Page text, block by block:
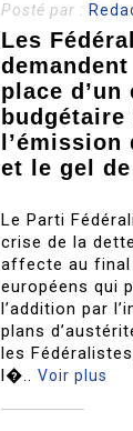
Posté par :
Les
place
budgétaire
l’émission
et le gel
Le Parti
crise de la
affecte au
européens qui
l’addition par
plans
les
l�..Voir plus